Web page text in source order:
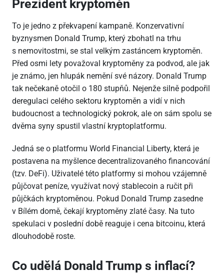
Prezident kryptoměn
To je jedno z překvapení kampaně. Konzervativní
byznysmen Donald Trump, který zbohatl na trhu
s nemovitostmi, se stal velkým zastáncem kryptoměn.
Před osmi lety považoval kryptoměny za podvod, ale jak
je známo, jen hlupák nemění své názory. Donald Trump
tak nečekaně otočil o 180 stupňů. Nejenže silně podpořil
deregulaci celého sektoru kryptoměn a vidí v nich
budoucnost a technologický pokrok, ale on sám spolu se
dvěma syny spustil vlastní kryptoplatformu.
Jedná se o platformu World Financial Liberty, která je
postavena na myšlence decentralizovaného financování
(tzv. DeFi). Uživatelé této platformy si mohou vzájemně
půjčovat peníze, využívat nový stablecoin a ručit při
půjčkách kryptoměnou. Pokud Donald Trump zasedne
v Bílém domě, čekají kryptoměny zlaté časy. Na tuto
spekulaci v poslední době reaguje i cena bitcoinu, která
dlouhodobě roste.
Co udělá Donald Trump s inflací?